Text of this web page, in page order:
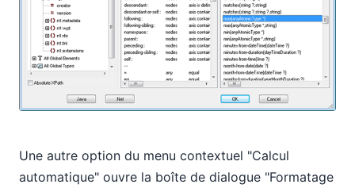
Une autre option du menu contextuel "Calcul
automatique" ouvre la boîte de dialogue "Formatage